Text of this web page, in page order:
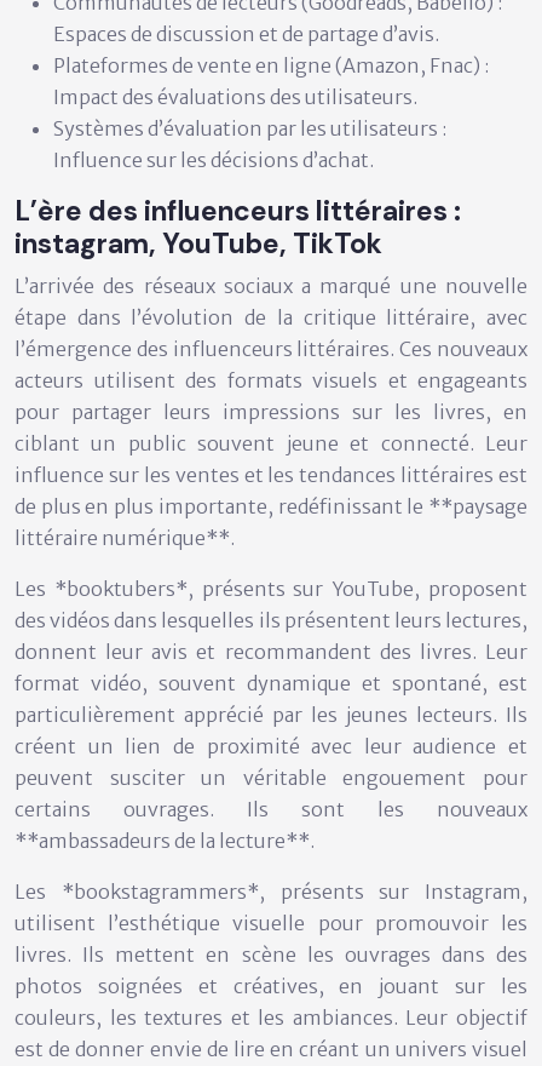
Espaces de discussion et de partage d’avis.
Plateformes de vente en ligne (Amazon, Fnac) :
Impact des évaluations des utilisateurs.
Systèmes d’évaluation par les utilisateurs :
Influence sur les décisions d’achat.
L’ère des influenceurs littéraires :
instagram, YouTube, TikTok
L’arrivée des réseaux sociaux a marqué une nouvelle
étape dans l’évolution de la critique littéraire, avec
l’émergence des influenceurs littéraires. Ces nouveaux
acteurs utilisent des formats visuels et engageants
pour partager leurs impressions sur les livres, en
ciblant un public souvent jeune et connecté. Leur
influence sur les ventes et les tendances littéraires est
de plus en plus importante, redéfinissant le **paysage
littéraire numérique**.
Les *booktubers*, présents sur YouTube, proposent
des vidéos dans lesquelles ils présentent leurs lectures,
donnent leur avis et recommandent des livres. Leur
format vidéo, souvent dynamique et spontané, est
particulièrement apprécié par les jeunes lecteurs. Ils
créent un lien de proximité avec leur audience et
peuvent susciter un véritable engouement pour
certains ouvrages. Ils sont les nouveaux
**ambassadeurs de la lecture**.
Les *bookstagrammers*, présents sur Instagram,
utilisent l’esthétique visuelle pour promouvoir les
livres. Ils mettent en scène les ouvrages dans des
photos soignées et créatives, en jouant sur les
couleurs, les textures et les ambiances. Leur objectif
est de donner envie de lire en créant un univers visuel